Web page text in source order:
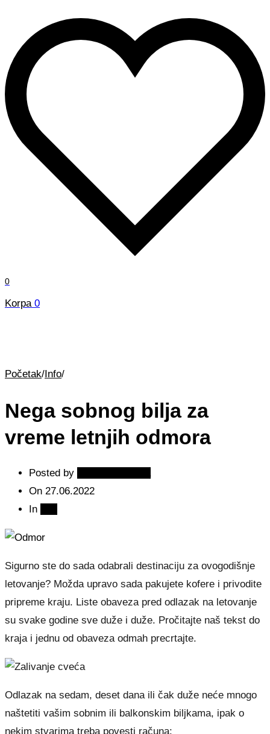
0
Korpa 0
Početak/ Info/
Nega sobnog bilja za
vreme letnjih odmora
Posted by
On 27.06.2022
In
Sigurno ste do sada odabrali destinaciju za ovogodišnje
letovanje? Možda upravo sada pakujete kofere i privodite
pripreme kraju. Liste obaveza pred odlazak na letovanje
su svake godine sve duže i duže. Pročitajte naš tekst do
kraja i jednu od obaveza odmah precrtajte.
Odlazak na sedam, deset dana ili čak duže neće mnogo
naštetiti vašim sobnim ili balkonskim biljkama, ipak o
nekim stvarima treba povesti računa: